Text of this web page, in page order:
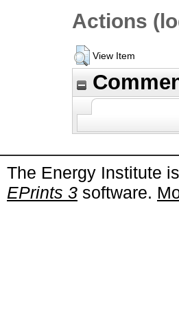
Actions
View Item
The Energy Institute
EPrints 3 software.